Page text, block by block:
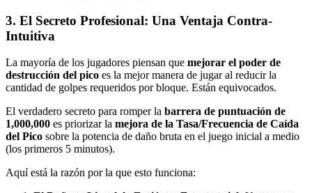
3. El Secreto Profesional: Una Ventaja Contra-
Intuitiva
La mayoría de los jugadores piensan que mejorar el poder de
destrucción del pico es la mejor manera de jugar al reducir la
cantidad de golpes requeridos por bloque. Están equivocados.
El verdadero secreto para romper la barrera de puntuación de
1,000,000 es priorizar la mejora de la Tasa/Frecuencia de Caída
del Pico sobre la potencia de daño bruta en el juego inicial a medio
(los primeros 5 minutos).
Aquí está la razón por la que esto funciona: